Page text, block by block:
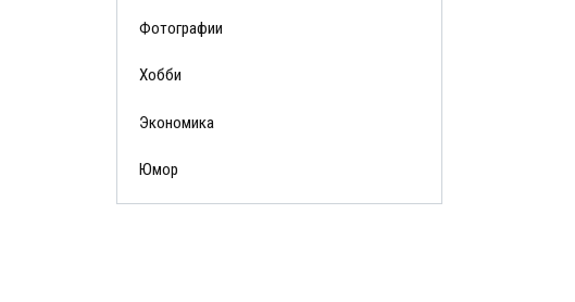
Фотографии
Хобби
Экономика
Юмор